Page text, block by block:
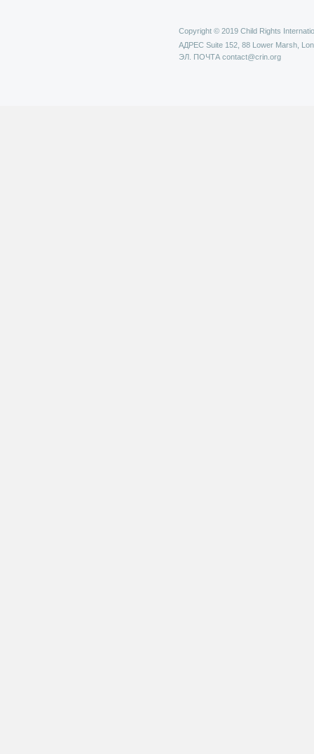
Copyright © 2019 Child Rights
АДРЕС Suite 152, 88 Lower Marsh,
ЭЛ. ПОЧТА contact@crin.org